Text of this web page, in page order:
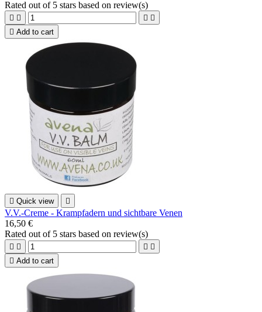
Rated out of 5 stars based on review(s)
   
 Add to cart
 Quick view 
V.V.-Creme - Krampfadern und sichtbare Venen
16,50 €
Rated out of 5 stars based on review(s)
   
 Add to cart